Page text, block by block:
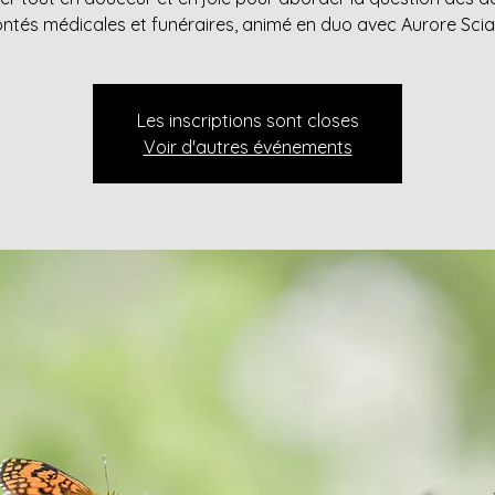
médicales et funéraires, animé en duo avec Aurore
Les inscriptions sont closes
Voir d'autres événements